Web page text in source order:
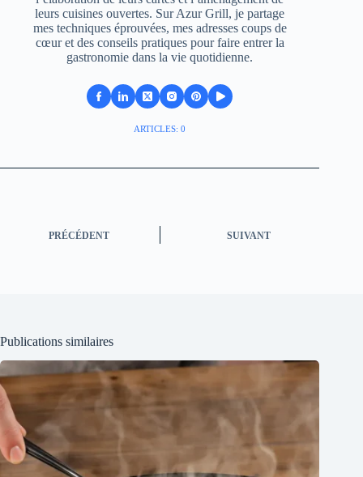
leurs cuisines ouvertes. Sur Azur Grill, je partage
mes techniques éprouvées, mes adresses coups de
cœur et des conseils pratiques pour faire entrer la
gastronomie dans la vie quotidienne.
ARTICLES: 0
PRÉCÉDENT SUIVANT
Publications similaires